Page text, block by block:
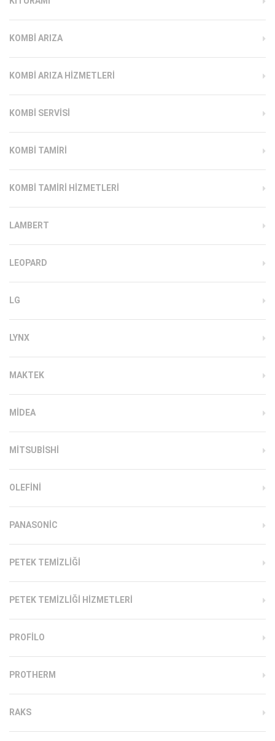
KOMBI ARIZA
KOMBI ARIZA HIZMETLERI
KOMBI SERVISI
KOMBI TAMIRI
KOMBI TAMIRI HIZMETLERI
LAMBERT
LEOPARD
LG
LYNX
MAKTEK
MIDEA
MITSUBISHI
OLEFINI
PANASONIC
PETEK TEMIZLIĞI
PETEK TEMIZLIĞI HIZMETLERI
PROFILO
PROTHERM
RAKS